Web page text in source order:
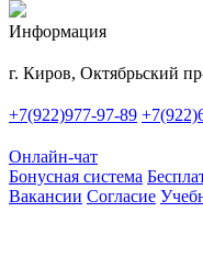
Информация
г. Киров, Октябрьский
+7(922)977-97-89
Онлайн-чат
Бонусная система
Вакансии Согласие